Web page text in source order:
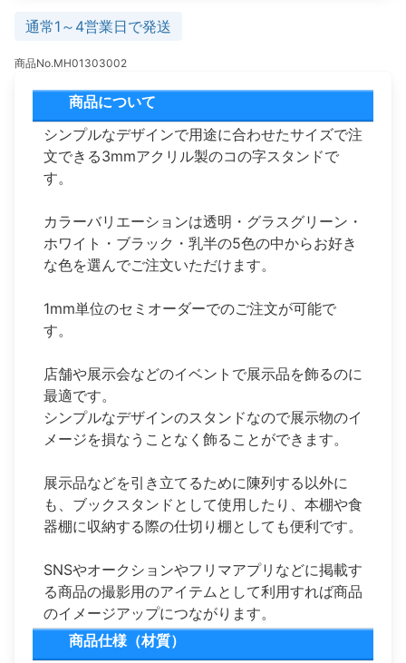
通常1～4営業日で発送
商品No.MH01303002
商品について
シンプルなデザインで用途に合わせたサイズで注
文できる3mmアクリル製のコの字スタンドで
す。
カラーバリエーションは透明・グラスグリーン・
ホワイト・ブラック・乳半の5色の中からお好き
な色を選んでご注文いただけます。
1mm単位のセミオーダーでのご注文が可能で
す。
店舗や展示会などのイベントで展示品を飾るのに
最適です。
シンプルなデザインのスタンドなので展示物のイ
メージを損なうことなく飾ることができます。
展示品などを引き立てるために陳列する以外に
も、ブックスタンドとして使用したり、本棚や食
器棚に収納する際の仕切り棚としても便利です。
SNSやオークションやフリマアプリなどに掲載す
る商品の撮影用のアイテムとして利用すれば商品
のイメージアップにつながります。
商品仕様（材質）